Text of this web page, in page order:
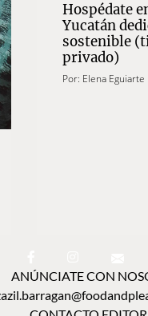
Hospédate
Yucatán
sostenible
privado)
Por: Elena Eguiarte
ANÚNCIATE CON